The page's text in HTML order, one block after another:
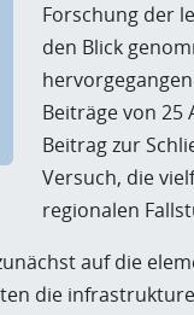
Forschung der
den Blick
Beiträge von
Beitrag zur
Versuch, die
regionalen
auf die
die